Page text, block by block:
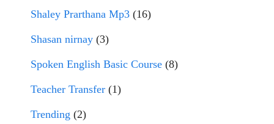
Shaley Prarthana Mp3 (16)
Shasan nirnay (3)
Spoken English Basic Course (8)
Teacher Transfer (1)
Trending (2)